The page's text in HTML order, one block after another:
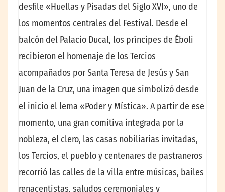
desfile «Huellas y Pisadas del Siglo XVI», uno de
los momentos centrales del Festival. Desde el
balcón del Palacio Ducal, los príncipes de Éboli
recibieron el homenaje de los Tercios
acompañados por Santa Teresa de Jesús y San
Juan de la Cruz, una imagen que simbolizó desde
el inicio el lema «Poder y Mística». A partir de ese
momento, una gran comitiva integrada por la
nobleza, el clero, las casas nobiliarias invitadas,
los Tercios, el pueblo y centenares de pastraneros
recorrió las calles de la villa entre músicas, bailes
renacentistas, saludos ceremoniales y